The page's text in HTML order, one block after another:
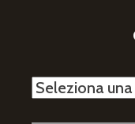
Categorie